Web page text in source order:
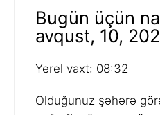
Bugün üçün
avqust, 10,
Yerel vaxt: 08:32
Olduğunuz şəhərə